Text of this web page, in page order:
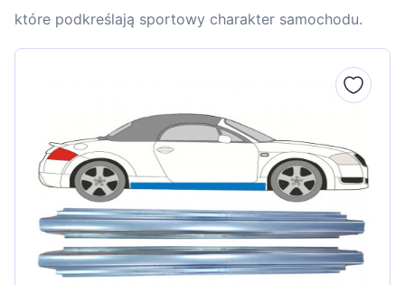
które podkreślają sportowy charakter samochodu.